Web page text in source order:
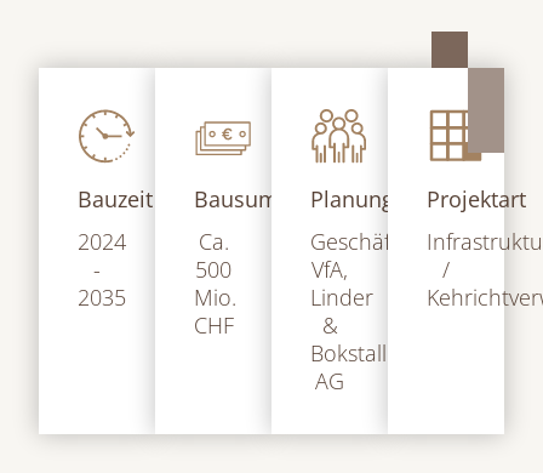
Bauzeit
2024
-
2035
Bausumme
Ca.
500
Mio.
CHF
Planungsteam
Geschäftsleitung
VfA,
Linder
&
Bokstaller
AG
Projektart
/